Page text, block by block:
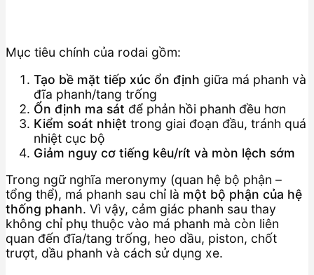
Mục tiêu chính của rodai gồm:
Tạo bề mặt tiếp xúc ổn định giữa má phanh và
đĩa phanh/tang trống
Ổn định ma sát để phản hồi phanh đều hơn
Kiểm soát nhiệt trong giai đoạn đầu, tránh quá
nhiệt cục bộ
Giảm nguy cơ tiếng kêu/rít và mòn lệch sớm
Trong ngữ nghĩa meronymy (quan hệ bộ phận –
tổng thể), má phanh sau chỉ là một bộ phận của hệ
thống phanh. Vì vậy, cảm giác phanh sau thay
không chỉ phụ thuộc vào má phanh mà còn liên
quan đến đĩa/tang trống, heo dầu, piston, chốt
trượt, dầu phanh và cách sử dụng xe.